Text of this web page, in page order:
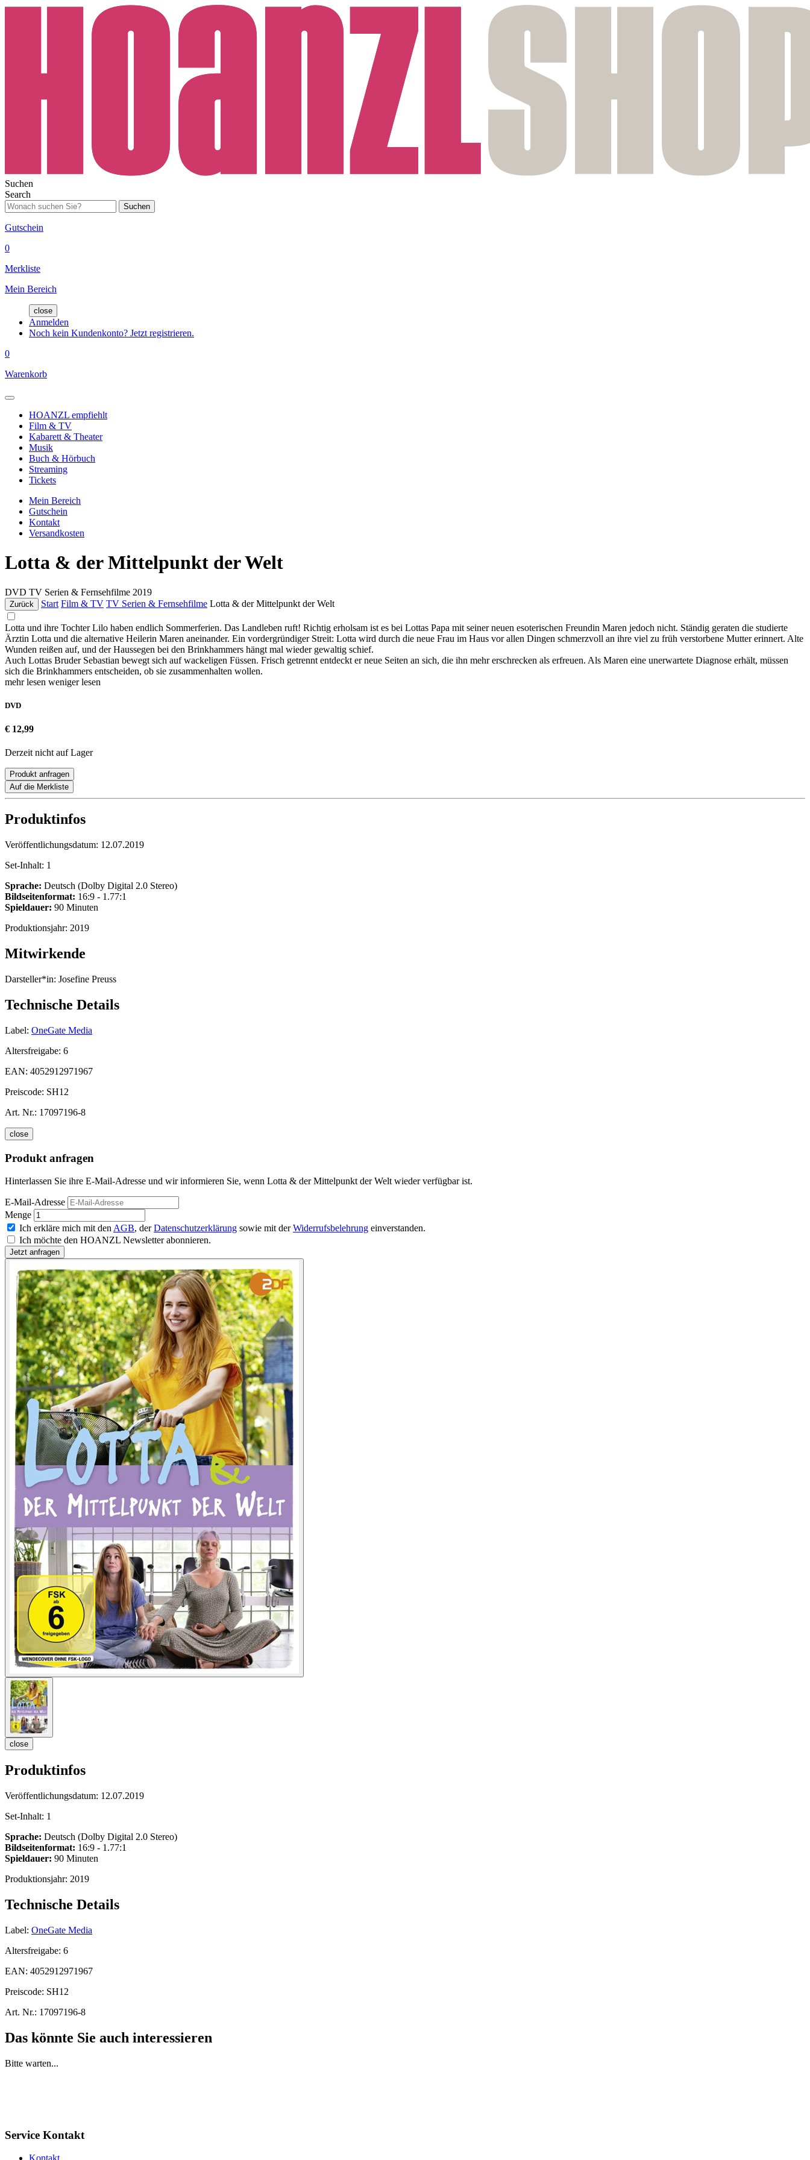
Suchen
Search
Suchen
Gutschein
0
Merkliste
Mein Bereich
close
Anmelden
Noch kein Kundenkonto? Jetzt registrieren.
0
Warenkorb
HOANZL empfiehlt
Film & TV
Kabarett & Theater
Musik
Buch & Hörbuch
Streaming
Tickets
Mein Bereich
Gutschein
Kontakt
Versandkosten
Lotta & der Mittelpunkt der Welt
DVD TV Serien & Fernsehfilme 2019
Zurück Start Film & TV TV Serien & Fernsehfilme Lotta & der Mittelpunkt der Welt
Lotta und ihre Tochter Lilo haben endlich Sommerferien. Das Landleben ruft! Richtig erholsam ist es bei Lottas Papa mit seiner neuen esoterischen Freundin Maren jedoch nicht. Ständig geraten die studierte
Ärztin Lotta und die alternative Heilerin Maren aneinander. Ein vordergründiger Streit: Lotta wird durch die neue Frau im Haus vor allen Dingen schmerzvoll an ihre viel zu früh verstorbene Mutter erinnert. Alte
Wunden reißen auf, und der Haussegen bei den Brinkhammers hängt mal wieder gewaltig schief.
Auch Lottas Bruder Sebastian bewegt sich auf wackeligen Füssen. Frisch getrennt entdeckt er neue Seiten an sich, die ihn mehr erschrecken als erfreuen. Als Maren eine unerwartete Diagnose erhält, müssen
sich die Brinkhammers entscheiden, ob sie zusammenhalten wollen.
mehr lesen weniger lesen
DVD
€ 12,99
Derzeit nicht auf Lager
Produkt anfragen
Auf die Merkliste
Produktinfos
Veröffentlichungsdatum: 12.07.2019
Set-Inhalt: 1
Sprache: Deutsch (Dolby Digital 2.0 Stereo)
Bildseitenformat: 16:9 - 1.77:1
Spieldauer: 90 Minuten
Produktionsjahr: 2019
Mitwirkende
Darsteller*in: Josefine Preuss
Technische Details
Label: OneGate Media
Altersfreigabe: 6
EAN: 4052912971967
Preiscode: SH12
Art. Nr.: 17097196-8
close
Produkt anfragen
Hinterlassen Sie ihre E-Mail-Adresse und wir informieren Sie, wenn Lotta & der Mittelpunkt der Welt wieder verfügbar ist.
E-Mail-Adresse
Menge
Ich erkläre mich mit den AGB, derDatenschutzerklärung sowie mit derWiderrufsbelehrung einverstanden.
Ich möchte den HOANZL Newsletter abonnieren.
close
Produktinfos
Veröffentlichungsdatum: 12.07.2019
Set-Inhalt: 1
Sprache: Deutsch (Dolby Digital 2.0 Stereo)
Bildseitenformat: 16:9 - 1.77:1
Spieldauer: 90 Minuten
Produktionsjahr: 2019
Technische Details
Label: OneGate Media
Altersfreigabe: 6
EAN: 4052912971967
Preiscode: SH12
Art. Nr.: 17097196-8
Das könnte Sie auch interessieren
Bitte warten...
Service Kontakt